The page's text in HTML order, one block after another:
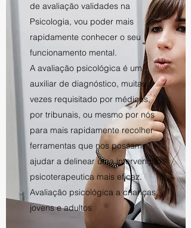
de avaliação validades na
Psicologia, vou poder mais
rapidamente conhecer o seu
funcionamento mental.
A avaliação psicológica é um
auxiliar de diagnóstico, muitas
vezes requisitado por médicos,
por tribunais, ou mesmo por nós
para mais rapidamente recolher
ferramentas que nos possam
ajudar a delinear uma intervenção
psicoterapeutica mais eficaz.
Avaliação psicológica a crianças,
jovens e adultos